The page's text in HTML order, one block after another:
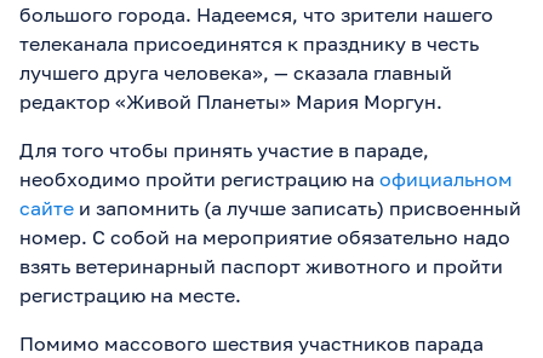
большого города. Надеемся, что зрители нашего
телеканала присоединятся к празднику в честь
лучшего друга человека», — сказала главный
редактор «Живой Планеты» Мария Моргун.
Для того чтобы принять участие в параде,
необходимо пройти регистрацию на официальном
сайте и запомнить (а лучше записать) присвоенный
номер. С собой на мероприятие обязательно надо
взять ветеринарный паспорт животного и пройти
регистрацию на месте.
Помимо массового шествия участников парада